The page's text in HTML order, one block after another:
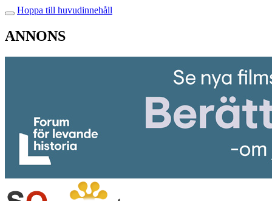
Hoppa till huvudinnehåll
ANNONS